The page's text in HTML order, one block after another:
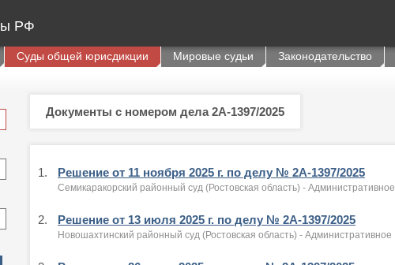
РФ
Суды общей юрисдикции Мировые судьи Законодательство
Документы с номером дела 2А-1397/2025
1. Решение от 11 ноября 2025 г. по делу № 2А-1397/2025
Семикаракорский районный суд (Ростовская область) - Административное
2. Решение от 13 июля 2025 г. по делу № 2А-1397/2025
Новошахтинский районный суд (Ростовская область) - Административное